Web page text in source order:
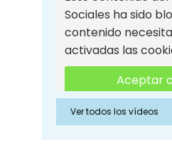
Sociales ha sido
contenido
activadas las
Aceptar
Aceptar
Ver todos los vídeos